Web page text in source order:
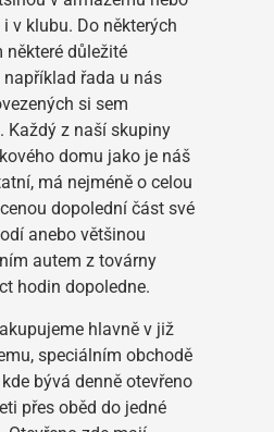
v klubu. Do některých
důležité
řada u nás
si sem
Každý z naší skupiny
domu jako je náš
má nejméně o celou
dopolední část své
anebo většinou
autem z továrny
hodin dopoledne.
hlavně v již
speciálním obchodě
bývá denně otevřeno
přes oběd do jedné